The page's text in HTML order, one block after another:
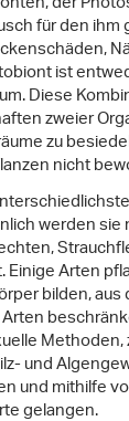
für den
ist
Diese
zweier
zu
nicht
werden
Arten
bilden,
Methoden,
und
und mithilfe
gelangen.